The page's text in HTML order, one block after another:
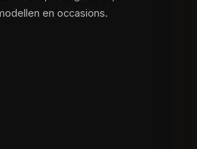
en occasions.